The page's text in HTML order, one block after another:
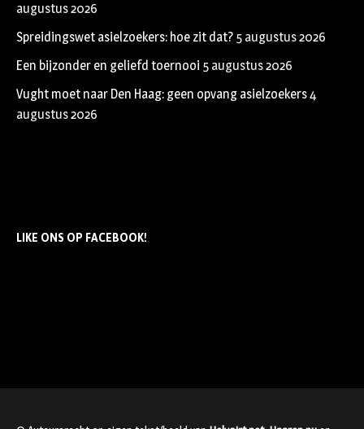
augustus 2026
Spreidingswet asielzoekers: hoe zit dat? 5 augustus 2026
Een bijzonder en geliefd toernooi 5 augustus 2026
Vught moet naar Den Haag: geen opvang asielzoekers4
augustus 2026
LIKE ONS OP FACEBOOK!